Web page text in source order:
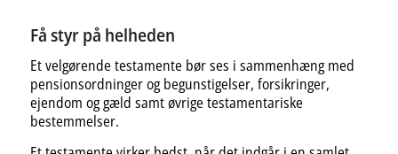
Få styr på helheden
Et velgørende testamente bør ses i sammenhæng med
pensionsordninger og begunstigelser, forsikringer,
ejendom og gæld samt øvrige testamentariske
bestemmelser.